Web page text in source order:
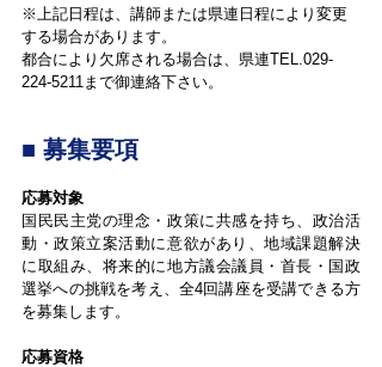
※上記日程は、講師または県連日程により変更
する場合があります。
都合により欠席される場合は、県連TEL.029-
224-5211まで御連絡下さい。
■ 募集要項
応募対象
国民民主党の理念・政策に共感を持ち、政治活
動・政策立案活動に意欲があり、地域課題解決
に取組み、将来的に地方議会議員・首長・国政
選挙への挑戦を考え、全4回講座を受講できる方
を募集します。
応募資格